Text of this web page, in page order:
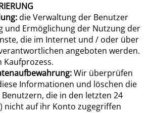
die Verwaltung der Benutzer
und Ermöglichung der Nutzung der
die im Internet und / oder über
angeboten werden.
Kaufprozess.
Wir überprüfen
Informationen und löschen die
die in den letzten 24
nicht auf ihr Konto zugegriffen